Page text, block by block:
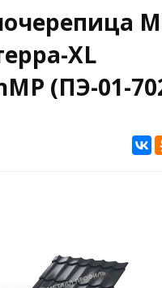
XL
(ПЭ-01-